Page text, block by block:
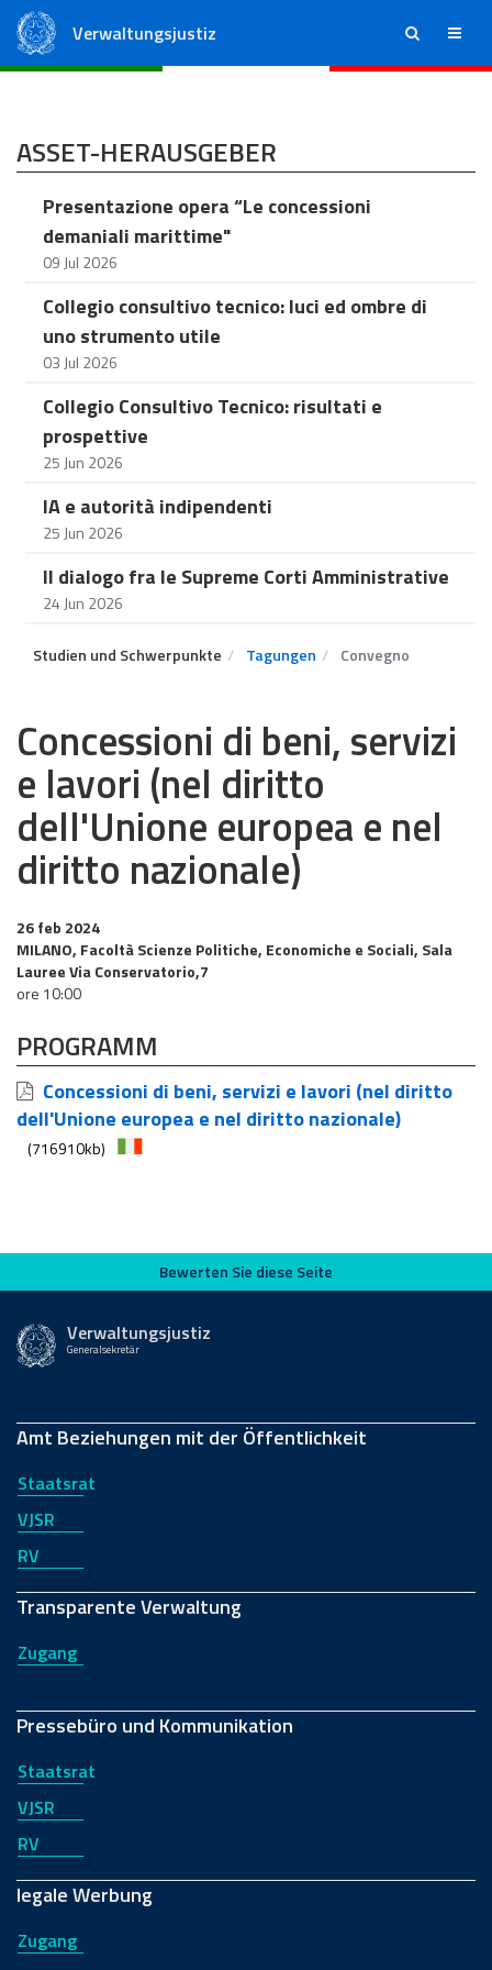
Verwaltungsjustiz ricerca menu
ASSET-HERAUSGEBER
Presentazione opera “Le concessioni
demaniali marittime"
09 Jul 2026
Collegio consultivo tecnico: luci ed ombre di
uno strumento utile
03 Jul 2026
Collegio Consultivo Tecnico: risultati e
prospettive
25 Jun 2026
IA e autorità indipendenti
25 Jun 2026
Il dialogo fra le Supreme Corti Amministrative
24 Jun 2026
Studien und Schwerpunkte Tagungen Convegno
Concessioni di beni, servizi
e lavori (nel diritto
dell'Unione europea e nel
diritto nazionale)
26 feb 2024
MILANO, Facoltà Scienze Politiche, Economiche e Sociali, Sala
Lauree Via Conservatorio,7
ore 10:00
PROGRAMM
Concessioni di beni, servizi e lavori (nel diritto
dell'Unione europea e nel diritto nazionale)
(716910kb)
Bewerten Sie diese Seite
Bewerten Sie diese Seite
Verwaltungsjustiz
Generalsekretär
Amt Beziehungen mit der Öffentlichkeit
Staatsrat
VJSR
RV
Transparente Verwaltung
Zugang
Pressebüro und Kommunikation
Staatsrat
VJSR
RV
legale Werbung
Zugang